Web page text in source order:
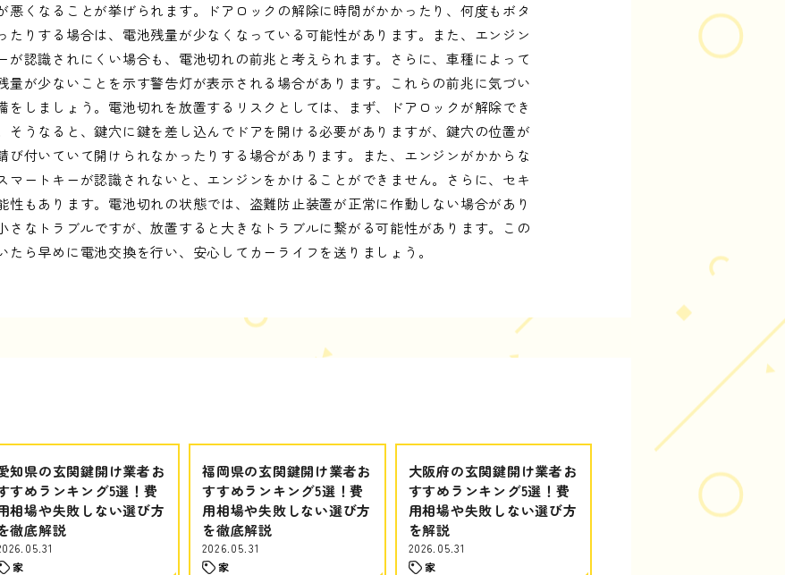
悪くなることが挙げられます。ドアロックの解除に時間がかかったり、何度もボタ
たりする場合は、電池残量が少なくなっている可能性があります。また、エンジン
が認識されにくい場合も、電池切れの前兆と考えられます。さらに、車種によって
量が少ないことを示す警告灯が表示される場合があります。これらの前兆に気づい
をしましょう。電池切れを放置するリスクとしては、まず、ドアロックが解除でき
そうなると、鍵穴に鍵を差し込んでドアを開ける必要がありますが、鍵穴の位置が
び付いていて開けられなかったりする場合があります。また、エンジンがかからな
マートキーが認識されないと、エンジンをかけることができません。さらに、セキ
性もあります。電池切れの状態では、盗難防止装置が正常に作動しない場合があり
さなトラブルですが、放置すると大きなトラブルに繋がる可能性があります。この
たら早めに電池交換を行い、安心してカーライフを送りましょう。
知県の玄関鍵開け業者お
すめランキング5選！費
相場や失敗しない選び方
徹底解説
家
福岡県の玄関鍵開け業者お
すすめランキング5選！費
用相場や失敗しない選び方
を徹底解説
2026.05.31
家
大阪府の玄関鍵開け業者お
すすめランキング5選！費
用相場や失敗しない選び方
を解説
2026.05.31
家